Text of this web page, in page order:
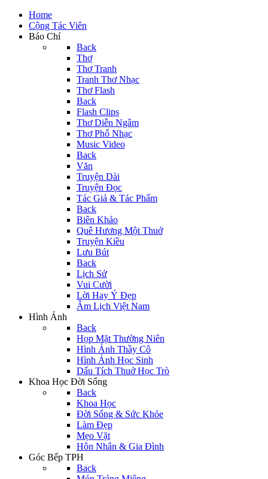
Home
Cộng Tác Viên
Báo Chí
Back
Thơ
Thơ Tranh
Tranh Thơ Nhạc
Thơ Flash
Back
Flash Clips
Thơ Diễn Ngâm
Thơ Phổ Nhạc
Music Video
Back
Văn
Truyện Dài
Truyện Đọc
Tác Giả & Tác Phẩm
Back
Biên Khảo
Quê Hương Một Thuở
Truyện Kiều
Lưu Bút
Back
Lịch Sử
Vui Cười
Lời Hay Ý Đẹp
Âm Lịch Việt Nam
Hình Ảnh
Back
Họp Mặt Thường Niên
Hình Ảnh Thầy Cô
Hình Ảnh Học Sinh
Dấu Tích Thuở Học Trò
Khoa Học Đời Sống
Back
Khoa Học
Đời Sống & Sức Khỏe
Làm Đẹp
Mẹo Vặt
Hôn Nhân & Gia Đình
Góc Bếp TPH
Back